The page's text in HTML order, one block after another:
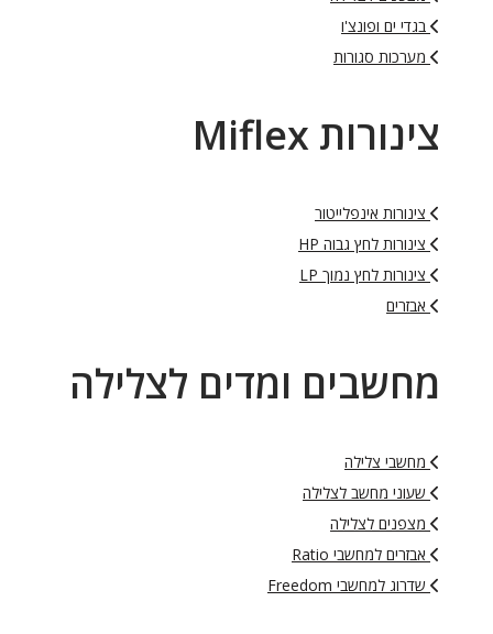
בגדי ים ופונצ'ו
מערכות סגורות
צינורות Miflex
צינורות אינפלייטור
צינורות לחץ גבוה HP
צינורות לחץ נמוך LP
אבזרים
מחשבים ומדים לצלילה
מחשבי צלילה
שעוני מחשב לצלילה
מצפנים לצלילה
אבזרים למחשבי Ratio
שדרוג למחשבי Freedom